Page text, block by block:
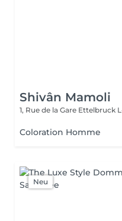
Shivân Mamoli
1, Rue de la Gare Ettelbruck
Coloration Homme
Neu